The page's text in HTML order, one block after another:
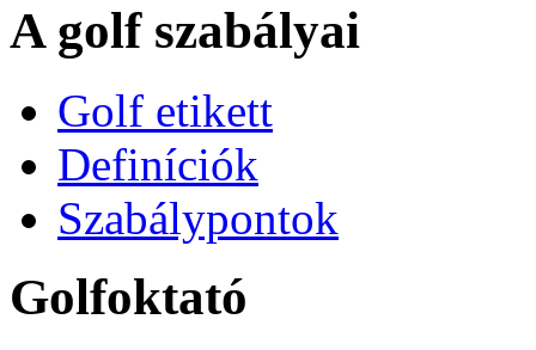
A golf szabályai
Golf etikett
Definíciók
Szabálypontok
Golfoktató